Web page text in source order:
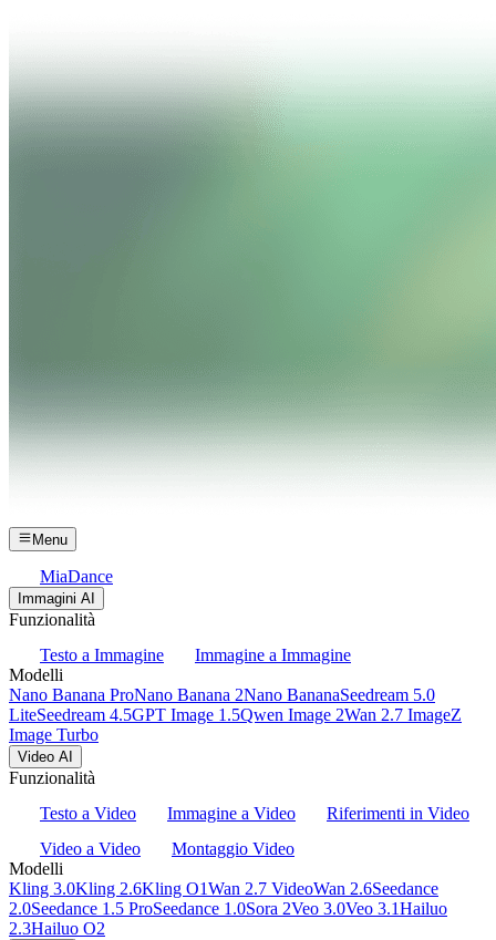
Menu
MiaDance
Immagini AI
Funzionalità
Testo a Immagine
Immagine a Immagine
Modelli
Nano Banana ProNano Banana 2Nano BananaSeedream 5.0
LiteSeedream 4.5GPT Image 1.5Qwen Image 2Wan 2.7 ImageZ
Image Turbo
Video AI
Funzionalità
Testo a Video
Immagine a Video
Riferimenti in Video
Video a Video
Montaggio Video
Modelli
Kling 3.0Kling 2.6Kling O1Wan 2.7 VideoWan 2.6Seedance
2.0Seedance 1.5 ProSeedance 1.0Sora 2Veo 3.0Veo 3.1Hailuo
2.3Hailuo O2